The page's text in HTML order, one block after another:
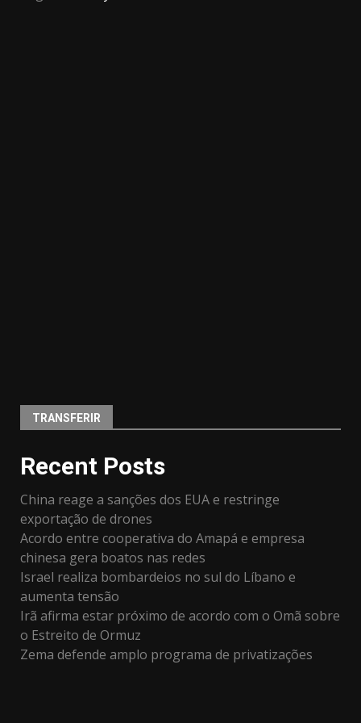
TRANSFERIR
Recent Posts
China reage a sanções dos EUA e restringe
exportação de drones
Acordo entre cooperativa do Amapá e empresa
chinesa gera boatos nas redes
Israel realiza bombardeios no sul do Líbano e
aumenta tensão
Irã afirma estar próximo de acordo com o Omã sobre
o Estreito de Ormuz
Zema defende amplo programa de privatizações